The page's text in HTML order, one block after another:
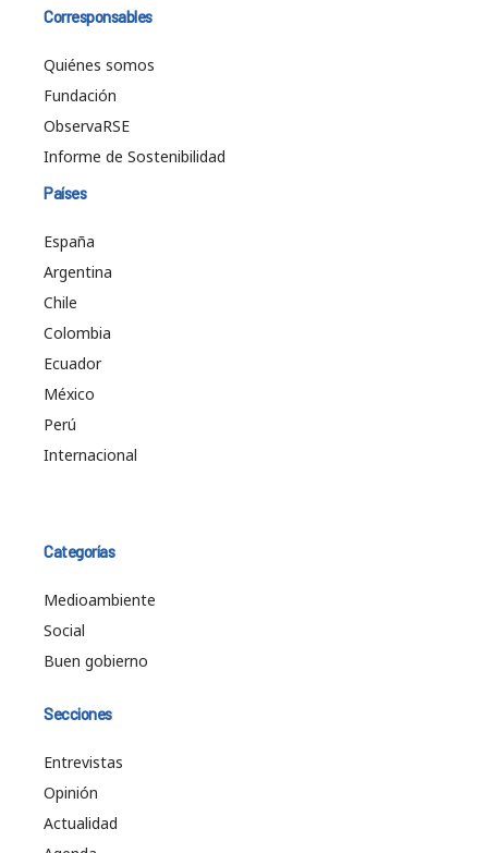
Corresponsables
Quiénes somos
Fundación
ObservaRSE
Informe de Sostenibilidad
Países
España
Argentina
Chile
Colombia
Ecuador
México
Perú
Internacional
Categorías
Medioambiente
Social
Buen gobierno
Secciones
Entrevistas
Opinión
Actualidad